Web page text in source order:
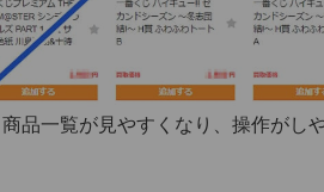
商品一覧が見やすくなり、操作がし